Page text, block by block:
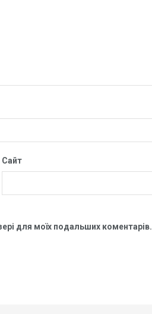
Сайт
для моїх подальших коментарів.